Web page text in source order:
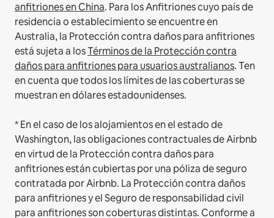
anfitriones en China. Para los Anfitriones cuyo país de
residencia o establecimiento se encuentre en
Australia, la Protección contra daños para anfitriones
está sujeta a losTérminos de la Protección contra
daños para anfitriones para usuarios australianos. Ten
en cuenta que todos los límites de las coberturas se
muestran en dólares estadounidenses.
* En el caso de los alojamientos en el estado de
Washington, las obligaciones contractuales de Airbnb
en virtud de la Protección contra daños para
anfitriones están cubiertas por una póliza de seguro
contratada por Airbnb. La Protección contra daños
para anfitriones y el Seguro de responsabilidad civil
para anfitriones son coberturas distintas. Conforme a